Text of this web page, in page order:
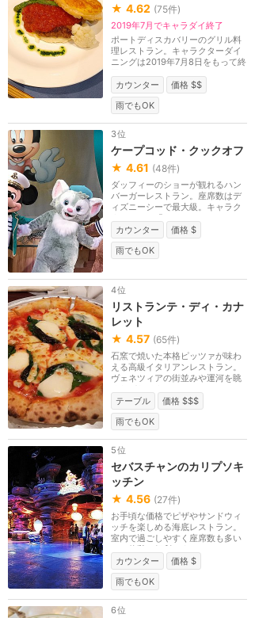
★ 4.62 (75件)
2019年7月でキャラダイ終了
ポートディスカバリーのグリル料
理レストラン。キャラクターダイ
ニングは2019年7月8日をもって終
カウンター
価格 $$
雨でもOK
3位
ケープコッド・クックオフ
★ 4.61 (48件)
ダッフィーのショーが観れるハン
バーガーレストラン。座席数はデ
ィズニーシーで最大級。キャラク
ターショー「マイ...
カウンター
価格 $
雨でもOK
4位
リストランテ・ディ・カナ
レット
★ 4.57 (65件)
石窯で焼いた本格ピッツァが味わ
える高級イタリアンレストラン。
ヴェネツィアの街並みや運河を眺
テーブル
価格 $$$
雨でもOK
5位
セバスチャンのカリプソキ
ッチン
★ 4.56 (27件)
お手頃な価格でピザやサンドウィ
ッチを楽しめる海底レストラン。
室内で過ごしやすく座席数も多い
ので休憩に便利です。
カウンター
価格 $
雨でもOK
6位